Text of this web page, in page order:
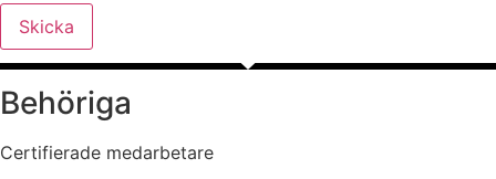
Skicka
Behöriga
Certifierade medarbetare